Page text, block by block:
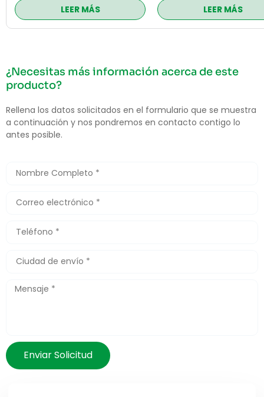
LEER MÁS LEER MÁS
¿Necesitas más información acerca de este
producto?
Rellena los datos solicitados en el formulario que se muestra
a continuación y nos pondremos en contacto contigo lo
antes posible.
Enviar Solicitud